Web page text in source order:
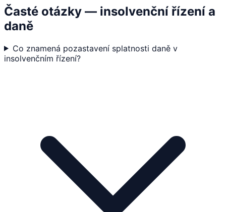
Časté otázky — insolvenční řízení a
daně
Co znamená pozastavení splatnosti daně v
insolvenčním řízení?